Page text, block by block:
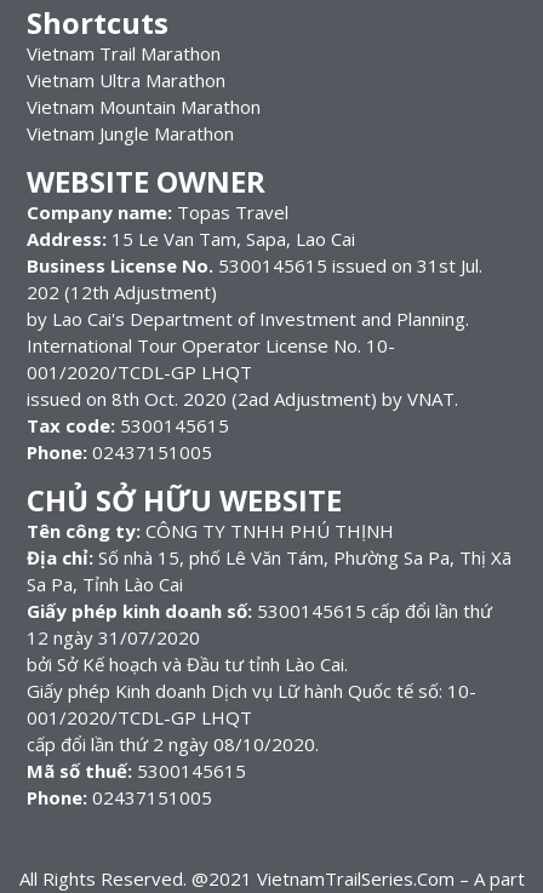
Shortcuts
Vietnam Trail Marathon
Vietnam Ultra Marathon
Vietnam Mountain Marathon
Vietnam Jungle Marathon
WEBSITE OWNER
Company name:Topas Travel
Address:15 Le Van Tam, Sapa, Lao Cai
Business License No. 5300145615 issued on 31st Jul.
202 (12th Adjustment)
by Lao Cai's Department of Investment and Planning.
International Tour Operator License No. 10-
001/2020/TCDL-GP LHQT
issued on 8th Oct. 2020 (2ad Adjustment) by VNAT.
Tax code: 5300145615
Phone: 02437151005
CHỦ SỞ HỮU WEBSITE
Tên công ty:CÔNG TY TNHH PHÚ THỊNH
Địa chỉ: Số nhà 15, phố Lê Văn Tám, Phường Sa Pa, Thị Xã
Sa Pa, Tỉnh Lào Cai
Giấy phép kinh doanh số: 5300145615 cấp đổi lần thứ
12 ngày 31/07/2020
bởi Sở Kế hoạch và Đầu tư tỉnh Lào Cai.
Giấy phép Kinh doanh Dịch vụ Lữ hành Quốc tế số: 10-
001/2020/TCDL-GP LHQT
cấp đổi lần thứ 2 ngày 08/10/2020.
Mã số thuế: 5300145615
Phone: 02437151005
All Rights Reserved. @2021 VietnamTrailSeries.Com – A part